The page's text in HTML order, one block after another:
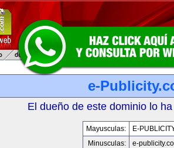
e-
El dueño de este dominio lo
Mayusculas:
E-
Minusculas:
e-